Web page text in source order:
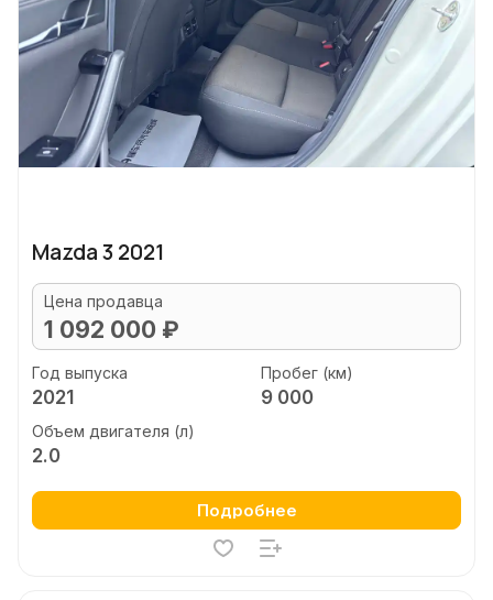
Mazda 3 2021
Цена продавца
1 092 000 ₽
Год выпуска
2021
Пробег (км)
9 000
Объем двигателя (л)
2.0
Подробнее